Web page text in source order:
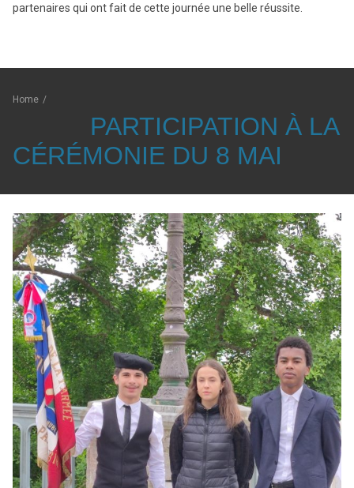
partenaires qui ont fait de cette journée une belle réussite.
Home /
PARTICIPATION À LA
CÉRÉMONIE DU 8 MAI